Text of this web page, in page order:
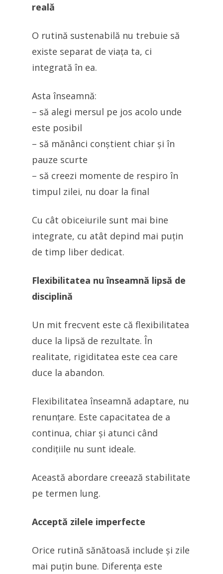
reală
O rutină sustenabilă nu trebuie să
existe separat de viața ta, ci
integrată în ea.
Asta înseamnă:
– să alegi mersul pe jos acolo unde
este posibil
– să mănânci conștient chiar și în
pauze scurte
– să creezi momente de respiro în
timpul zilei, nu doar la final
Cu cât obiceiurile sunt mai bine
integrate, cu atât depind mai puțin
de timp liber dedicat.
Flexibilitatea nu înseamnă lipsă de
disciplină
Un mit frecvent este că flexibilitatea
duce la lipsă de rezultate. În
realitate, rigiditatea este cea care
duce la abandon.
Flexibilitatea înseamnă adaptare, nu
renunțare. Este capacitatea de a
continua, chiar și atunci când
condițiile nu sunt ideale.
Această abordare creează stabilitate
pe termen lung.
Acceptă zilele imperfecte
Orice rutină sănătoasă include și zile
mai puțin bune. Diferența este